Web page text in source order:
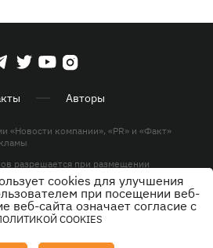
Авторы
«Новости компании», «PR» и «Факт»
разрешается при размещении
в первом абзаце.
Все права защищены.
cookies для улучшения
при посещении веб-
веб-сайта означает согласие с
COOKIES